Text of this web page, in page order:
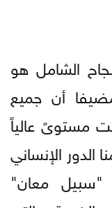
الشامل هو
أن جميع
مستوىً عالياً
الدور الإنساني
"سبيل معان"